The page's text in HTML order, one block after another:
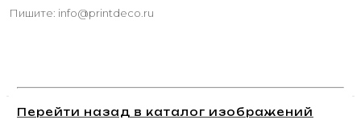
Пишите: info@printdeco.ru
Перейти назад в каталог изображений